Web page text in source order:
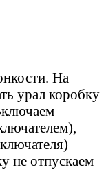
На
урал коробку
не отпускаем